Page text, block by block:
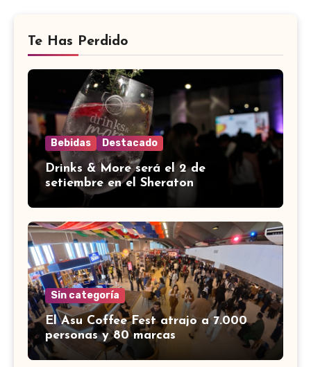
Te Has Perdido
Bebidas Destacado
Drinks & More será el 2 de
setiembre en el Sheraton
Sin categoría
El Asu Coffee Fest atrajo a 7.000
personas y 80 marcas